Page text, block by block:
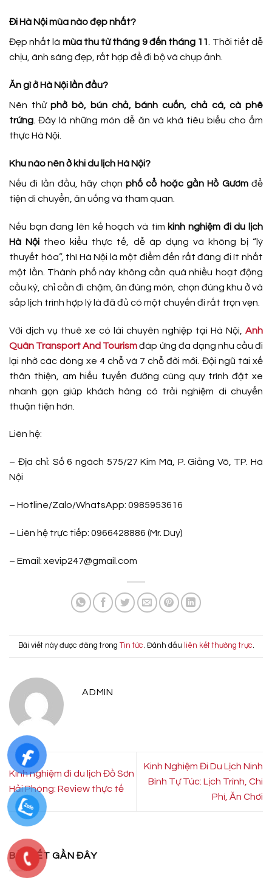
Đi Hà Nội mùa nào đẹp nhất?
Đẹp nhất là mùa thu từ tháng 9 đến tháng 11. Thời tiết dễ
chịu, ánh sáng đẹp, rất hợp để đi bộ và chụp ảnh.
Ăn gì ở Hà Nội lần đầu?
Nên thửphở bò, bún chả, bánh cuốn, chả cá, cà phê
trứng . Đây là những món dễ ăn và khá tiêu biểu cho ẩm
thực Hà Nội.
Khu nào nên ở khi du lịch Hà Nội?
Nếu đi lần đầu, hãy chọn phố cổ hoặc gần Hồ Gươm để
tiện di chuyển, ăn uống và tham quan.
Nếu bạn đang lên kế hoạch và tìm kinh nghiệm đi du lịch
Hà Nội theo kiểu thực tế, dễ áp dụng và không bị “lý
thuyết hóa”, thì Hà Nội là một điểm đến rất đáng đi ít nhất
một lần. Thành phố này không cần quá nhiều hoạt động
cầu kỳ, chỉ cần đi chậm, ăn đúng món, chọn đúng khu ở và
sắp lịch trình hợp lý là đã đủ có một chuyến đi rất trọn vẹn.
Với dịch vụ thuê xe có lái chuyên nghiệp tại Hà Nội, Anh
Quân Transport And Tourismđáp ứng đa dạng nhu cầu đi
lại nhờ các dòng xe 4 chỗ và 7 chỗ đời mới. Đội ngũ tài xế
thân thiện, am hiểu tuyến đường cùng quy trình đặt xe
nhanh gọn giúp khách hàng có trải nghiệm di chuyển
thuận tiện hơn.
Liên hệ:
– Địa chỉ: Số 6 ngách 575/27 Kim Mã, P. Giảng Võ, TP. Hà
Nội
– Hotline/Zalo/WhatsApp: 0985953616
– Liên hệ trực tiếp: 0966428886 (Mr. Duy)
– Email: xevip247@gmail.com
Bài viết này được đăng trong Tin tức. Đánh dấu liên kết thường trực.
ADMIN
Kinh nghiệm đi du lịch Đồ Sơn
Hải Phòng: Review thực tế
Kinh Nghiệm Đi Du Lịch Ninh
Bình Tự Túc: Lịch Trình, Chi
Phí, Ăn Chơi
BÀI VIẾT GẦN ĐÂY